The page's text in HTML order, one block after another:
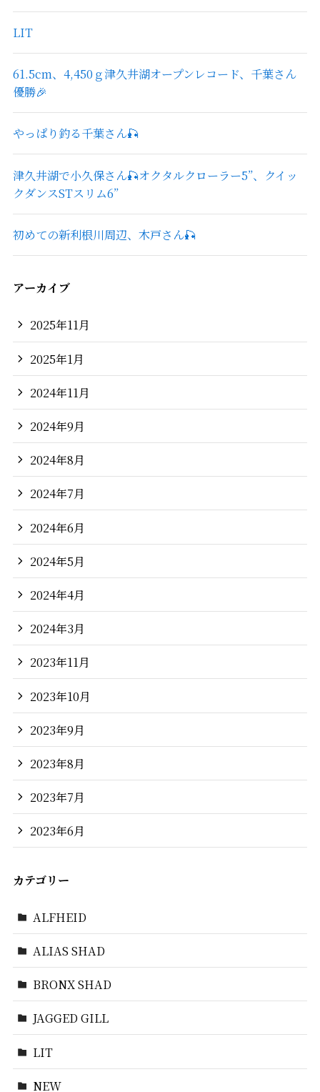
LIT
61.5cm、4,450ｇ津久井湖オープンレコード、千葉さん
優勝🎉
やっぱり釣る千葉さん🎣
津久井湖で小久保さん🎣オクタルクローラー5”、クイッ
クダンスSTスリム6”
初めての新利根川周辺、木戸さん🎣
アーカイブ
2025年11月
2025年1月
2024年11月
2024年9月
2024年8月
2024年7月
2024年6月
2024年5月
2024年4月
2024年3月
2023年11月
2023年10月
2023年9月
2023年8月
2023年7月
2023年6月
カテゴリー
ALFHEID
ALIAS SHAD
BRONX SHAD
JAGGED GILL
LIT
NEW